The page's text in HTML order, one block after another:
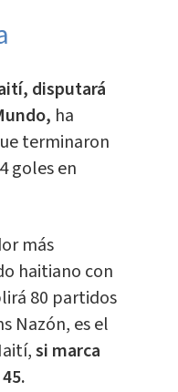
disputará
ha
terminaron
goles en
más
haitiano con
80 partidos
Nazón, es el
si marca